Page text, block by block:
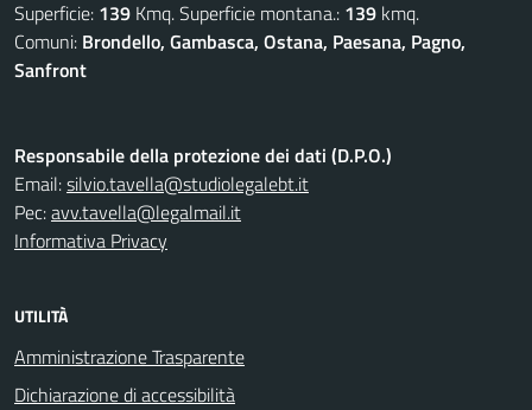
Superficie: 139 Kmq. Superficie montana.: 139 kmq.
Comuni: Brondello, Gambasca, Ostana, Paesana, Pagno,
Sanfront
Responsabile della protezione dei dati (D.P.O.)
Email:silvio.tavella@studiolegalebt.it
Pec:avv.tavella@legalmail.it
Informativa Privacy
UTILITÀ
Amministrazione Trasparente
Dichiarazione di accessibilità